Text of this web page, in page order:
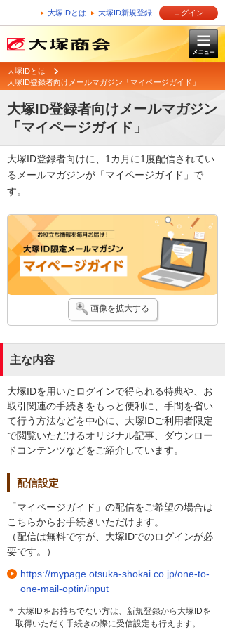
大塚IDとは 大塚ID新規登録 ログイン
大塚IDとは
大塚ID登録者向けメールマガジン「マイページガイド」
大塚ID登録者向けメールマガジン
「マイページガイド」
大塚ID登録者向けに、1カ月に1度配信されてい
るメールマガジンが「マイページガイド」で
す。
画像を拡大する
主な内容
大塚IDを用いたログインで得られる特典や、お
取引関連の手続きをもっと便利に、手間を省い
て行う方法などを中心に、大塚IDご利用者限定
で閲覧いただけるオリジナル記事、ダウンロー
ドコンテンツなどをご紹介しています。
配信設定
「マイページガイド」の配信をご希望の場合は
こちらからお手続きいただけます。
（配信は無料ですが、大塚IDでのログインが必
要です。）
https://mypage.otsuka-shokai.co.jp/one-to-
one-mail-optin/input
＊ 大塚IDをお持ちでない方は、新規登録から大塚IDを
取得いただく手続きの際に受信設定も行えます。